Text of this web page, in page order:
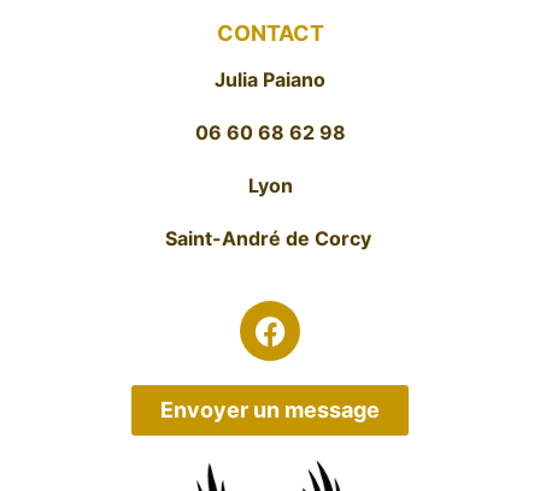
CONTACT
Julia Paiano
06 60 68 62 98
Lyon
Saint-André de Corcy
Envoyer un message